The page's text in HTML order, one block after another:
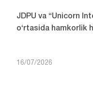
JDPU va “Unicorn
o‘rtasida hamkorlik
16/07/2026